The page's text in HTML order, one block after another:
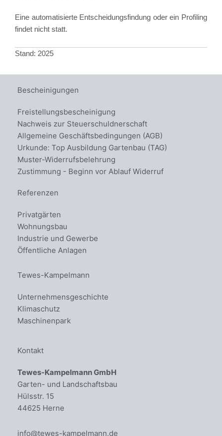
Eine automatisierte Entscheidungsfindung oder ein Profiling
findet nicht statt.
Stand: 2025
Bescheinigungen
Freistellungsbescheinigung
Nachweis zur Steuerschuldnerschaft
Allgemeine Geschäftsbedingungen (AGB)
Urkunde: Top Ausbildung Gartenbau (TAG)
Muster-Widerrufsbelehrung
Zustimmung - Beginn vor Ablauf Widerruf
Referenzen
Privatgärten
Wohnungsbau
Industrie und Gewerbe
Öffentliche Anlagen
Tewes-Kampelmann
Unternehmensgeschichte
Klimaschutz
Maschinenpark
Kontakt
Tewes-Kampelmann GmbH
Garten- und Landschaftsbau
Hülsstr. 15
44625 Herne
info@tewes-kampelmann.de